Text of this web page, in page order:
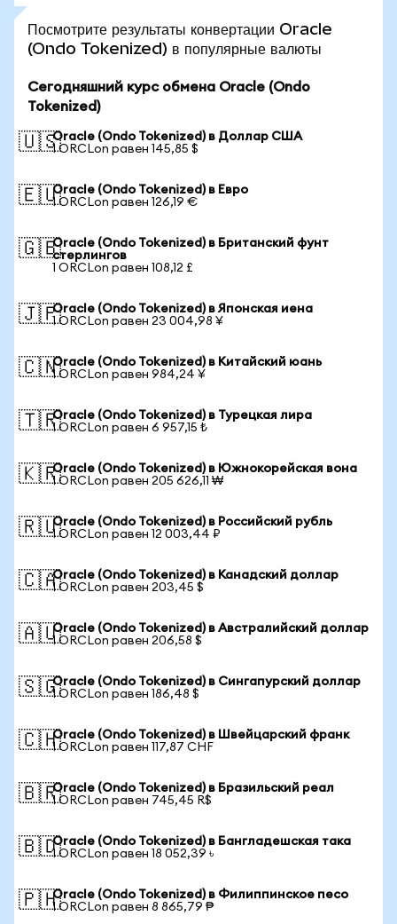
Посмотрите результаты конвертации Oracle
(Ondo Tokenized) в популярные валюты
Сегодняшний курс обмена Oracle (Ondo
Tokenized)
🇺🇸Oracle (Ondo Tokenized) в Доллар США
1 ORCLon равен 145,85 $
🇪🇺Oracle (Ondo Tokenized) в Евро
1 ORCLon равен 126,19 €
🇬🇧Oracle (Ondo Tokenized) в Британский фунт
стерлингов
1 ORCLon равен 108,12 £
🇯🇵Oracle (Ondo Tokenized) в Японская иена
1 ORCLon равен 23 004,98 ¥
🇨🇳Oracle (Ondo Tokenized) в Китайский юань
1 ORCLon равен 984,24 ¥
🇹🇷Oracle (Ondo Tokenized) в Турецкая лира
1 ORCLon равен 6 957,15 ₺
🇰🇷Oracle (Ondo Tokenized) в Южнокорейская вона
1 ORCLon равен 205 626,11 ₩
🇷🇺Oracle (Ondo Tokenized) в Российский рубль
1 ORCLon равен 12 003,44 ₽
🇨🇦Oracle (Ondo Tokenized) в Канадский доллар
1 ORCLon равен 203,45 $
🇦🇺Oracle (Ondo Tokenized) в Австралийский доллар
1 ORCLon равен 206,58 $
🇸🇬Oracle (Ondo Tokenized) в Сингапурский доллар
1 ORCLon равен 186,48 $
🇨🇭Oracle (Ondo Tokenized) в Швейцарский франк
1 ORCLon равен 117,87 CHF
🇧🇷Oracle (Ondo Tokenized) в Бразильский реал
1 ORCLon равен 745,45 R$
🇧🇩Oracle (Ondo Tokenized) в Бангладешская така
1 ORCLon равен 18 052,39 ৳
🇵🇭Oracle (Ondo Tokenized) в Филиппинское песо
1 ORCLon равен 8 865,79 ₱